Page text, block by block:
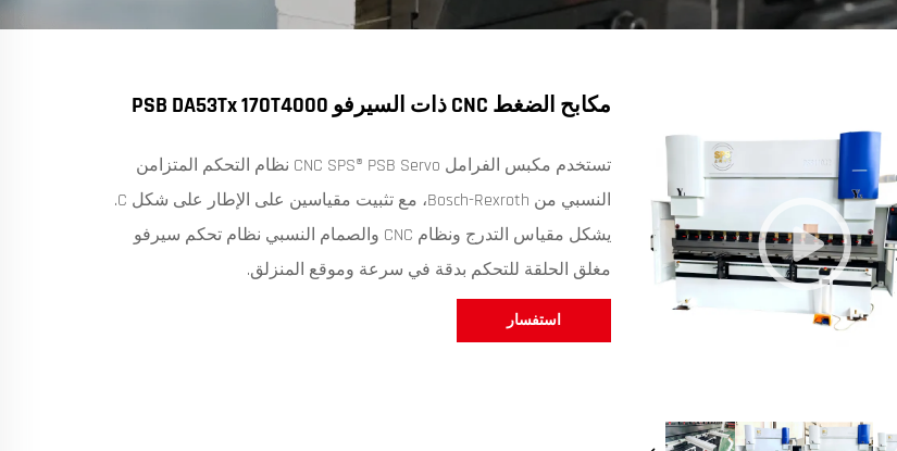
مكابح الضغط CNC ذات السيرفو PSB DA53Tx 170T4000
تستخدم مكبس الفرامل CNC SPS® PSB Servo نظام التحكم المتزامن
النسبي من Bosch-Rexroth، مع تثبيت مقياسين على الإطار على شكل C.
يشكل مقياس التدرج ونظام CNC والصمام النسبي نظام تحكم سيرفو
مغلق الحلقة للتحكم بدقة في سرعة وموقع المنزلق.
استفسار